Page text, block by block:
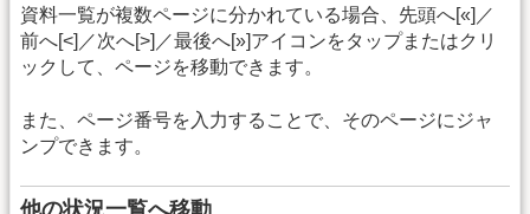
資料一覧が複数ページに分かれている場合、先頭へ[«]／
前へ[<]／次へ[>]／最後へ[»]アイコンをタップまたはクリ
ックして、ページを移動できます。
また、ページ番号を入力することで、そのページにジャ
ンプできます。
他の状況一覧へ移動